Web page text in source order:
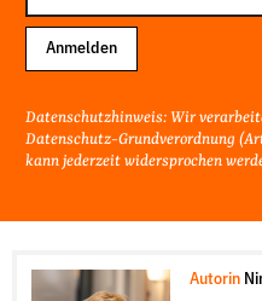
Adresse
Anmelden
Datenschutzhinweis: Wir
Datenschutz-Grundverordnung
kann jederzeit widersprochen
Autorin